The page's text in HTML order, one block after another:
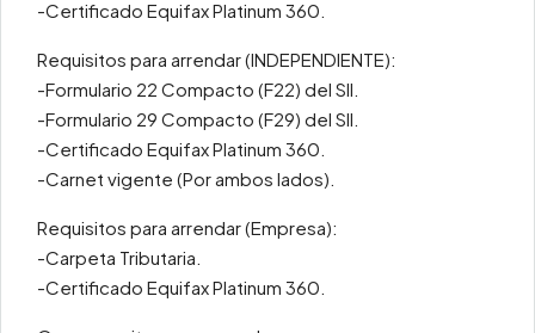
-Certificado Equifax Platinum 360.
Requisitos para arrendar (INDEPENDIENTE):
-Formulario 22 Compacto (F22) del SII.
-Formulario 29 Compacto (F29) del SII.
-Certificado Equifax Platinum 360.
-Carnet vigente (Por ambos lados).
Requisitos para arrendar (Empresa):
-Carpeta Tributaria.
-Certificado Equifax Platinum 360.